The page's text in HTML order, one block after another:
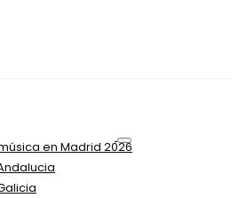
en Madrid 2026